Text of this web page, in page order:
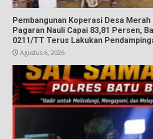
Pembangunan Koperasi Desa Merah
Pagaran Nauli Capai 83,81 Persen,
0211/TT Terus Lakukan
Agustus 6, 2026